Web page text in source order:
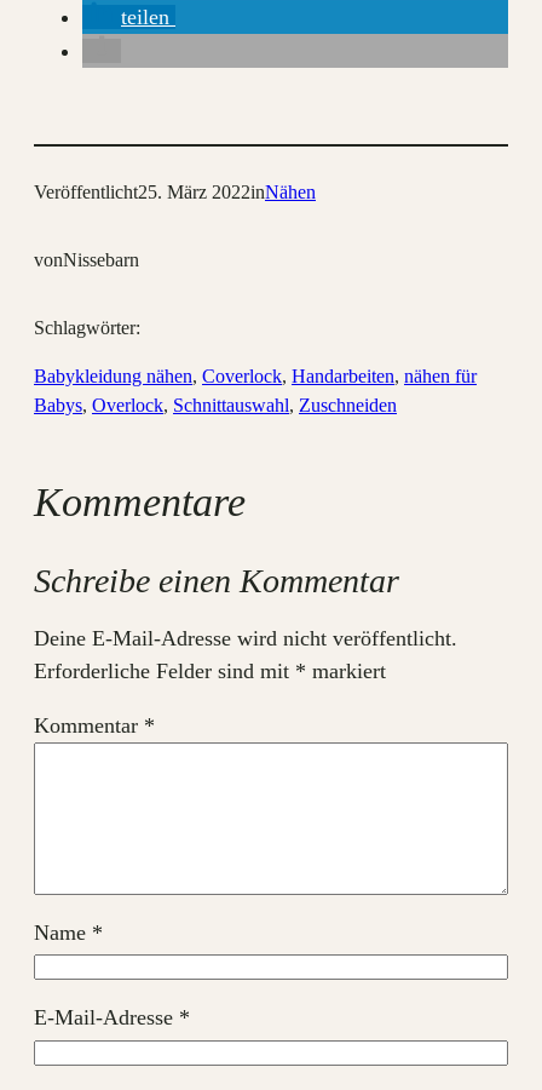
teilen
Veröffentlicht25. März 2022inNähen
vonNissebarn
Schlagwörter:
Babykleidung nähen, Coverlock, Handarbeiten, nähen für
Babys, Overlock, Schnittauswahl, Zuschneiden
Kommentare
Schreibe einen Kommentar
Deine E-Mail-Adresse wird nicht veröffentlicht.
Erforderliche Felder sind mit * markiert
Kommentar *
Name *
E-Mail-Adresse *